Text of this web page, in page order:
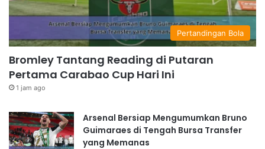
Pertandingan Bola
Bromley Tantang Reading di Putaran
Pertama Carabao Cup Hari Ini
1 jam ago
Arsenal Bersiap Mengumumkan Bruno
Guimaraes di Tengah Bursa Transfer
yang Memanas